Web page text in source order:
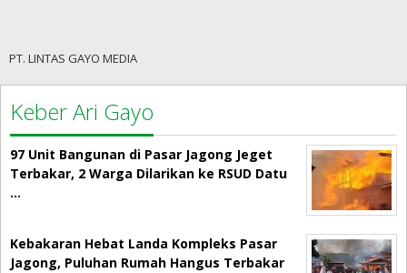
PT. LINTAS GAYO MEDIA
Keber Ari Gayo
97 Unit Bangunan di Pasar Jagong Jeget
Terbakar, 2 Warga Dilarikan ke RSUD Datu
…
Kebakaran Hebat Landa Kompleks Pasar
Jagong, Puluhan Rumah Hangus Terbakar